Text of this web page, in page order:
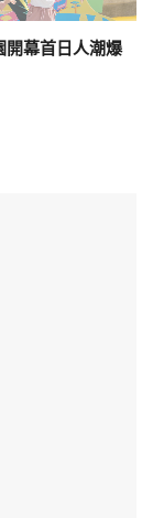
開幕首日人潮爆